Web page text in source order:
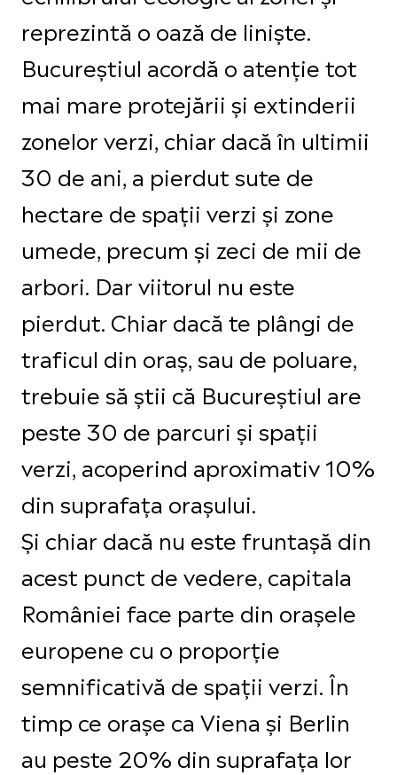
reprezintă o oază de liniște.
Bucureștiul acordă o atenție tot
mai mare protejării și extinderii
zonelor verzi, chiar dacă în ultimii
30 de ani, a pierdut sute de
hectare de spații verzi și zone
umede, precum și zeci de mii de
arbori. Dar viitorul nu este
pierdut. Chiar dacă te plângi de
traficul din oraș, sau de poluare,
trebuie să știi că Bucureștiul are
peste 30 de parcuri și spații
verzi, acoperind aproximativ 10%
din suprafața orașului.
Și chiar dacă nu este fruntașă din
acest punct de vedere, capitala
României face parte din orașele
europene cu o proporție
semnificativă de spații verzi. În
timp ce orașe ca Viena și Berlin
au peste 20% din suprafața lor